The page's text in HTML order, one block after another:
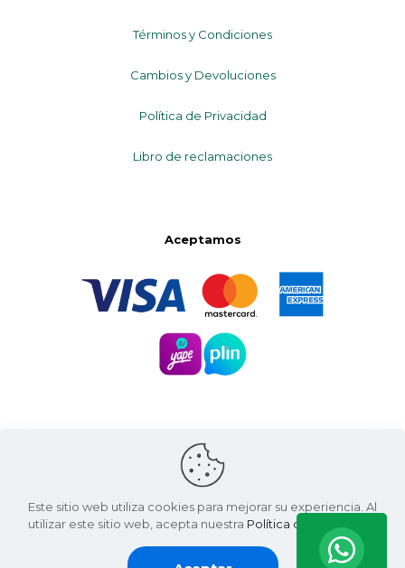
Términos y Condiciones
Cambios y Devoluciones
Política de Privacidad
Libro de reclamaciones
Aceptamos
Santa Natura ©2026 | Living Green International SAC
Este sitio web utiliza cookies para mejorar su experiencia. Al
utilizar este sitio web, acepta nuestra Política de Privacidad